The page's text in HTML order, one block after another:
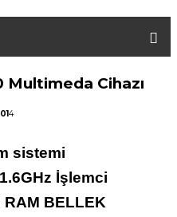
Multimeda Cihazı
4
sistemi
İşlemci
RAM BELLEK